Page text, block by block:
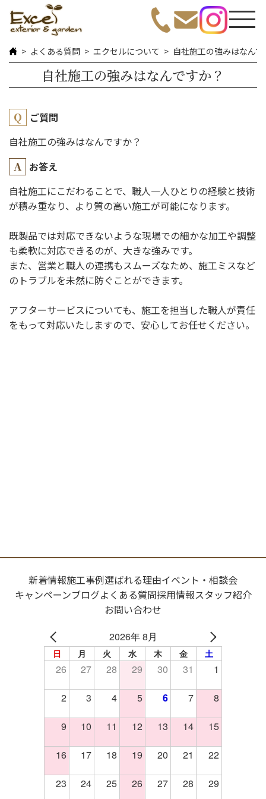
よくある質問 エクセルについて 自社施工の強みはなん
自社施工の強みはなんですか？
ご質問
自社施工の強みはなんですか？
お答え
自社施工にこだわることで、職人一人ひとりの経験と技術
が積み重なり、より質の高い施工が可能になります。
既製品では対応できないような現場での細かな加工や調整
も柔軟に対応できるのが、大きな強みです。
また、営業と職人の連携もスムーズなため、施工ミスなど
のトラブルを未然に防ぐことができます。
アフターサービスについても、施工を担当した職人が責任
をもって対応いたしますので、安心してお任せください。
新着情報施工事例選ばれる理由イベント・相談会
キャンペーンブログよくある質問採用情報スタッフ紹介
お問い合わせ
2026年 8月
日 月 火 水 木 金 土
26 27 28 29 30 31 1
2 3 4 5 6 7 8
9 10 11 12 13 14 15
16 17 18 19 20 21 22
23 24 25 26 27 28 29